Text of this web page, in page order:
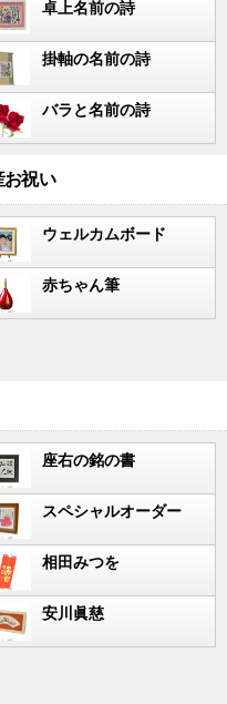
卓上名前の詩
掛軸の名前の詩
バラと名前の詩
お祝い
ウェルカムボード
赤ちゃん筆
座右の銘の書
スペシャルオーダー
相田みつを
安川眞慈